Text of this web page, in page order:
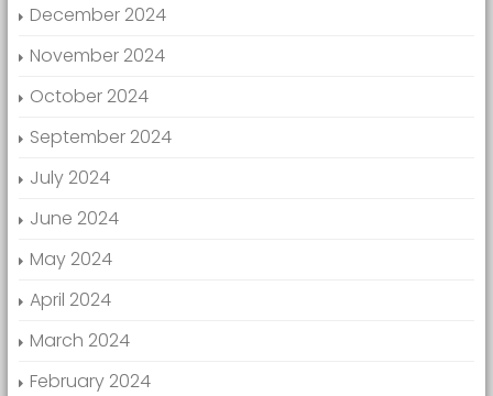
December 2024
November 2024
October 2024
September 2024
July 2024
June 2024
May 2024
April 2024
March 2024
February 2024